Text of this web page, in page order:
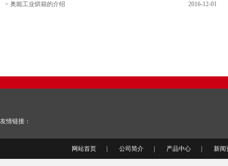
> 奥能工业烘箱的介绍 2016-12-01
友情链接：
网站首页 公司简介 产品中心 新闻